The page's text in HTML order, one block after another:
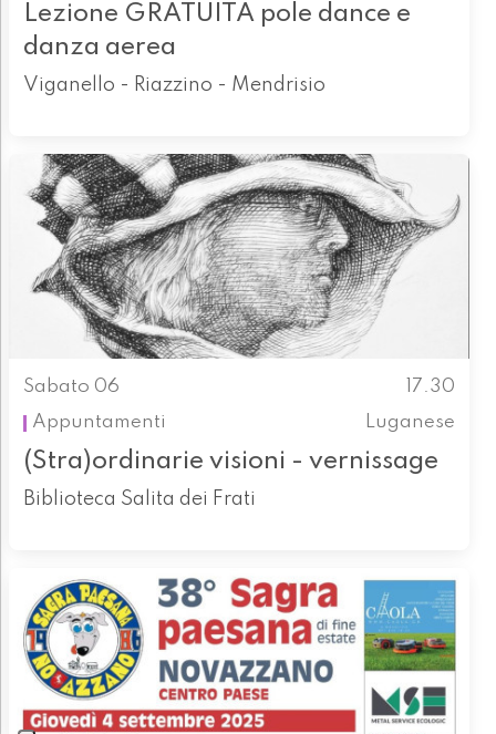
Lezione GRATUITA pole dance e
danza aerea
Viganello - Riazzino - Mendrisio
Sabato 06
17.30
Appuntamenti
Luganese
(Stra)ordinarie visioni - vernissage
Biblioteca Salita dei Frati